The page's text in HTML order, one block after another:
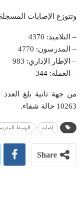
وتتوزع الإصابات
– التلاميذ: 4370
– المدرسون: 4770
– الإطار الإداري: 983
– العملة: 344
من جهة ثانية بلغ
10263 حالة شفاء.
إصابة الوسط
Share